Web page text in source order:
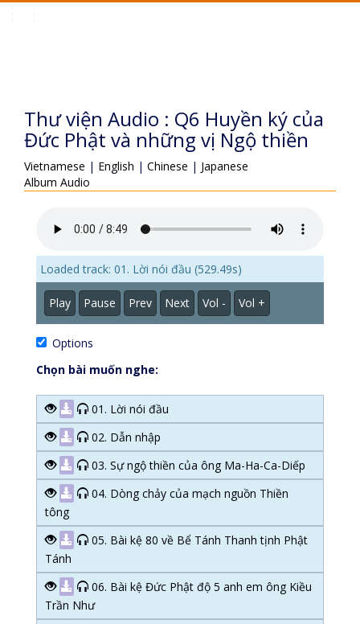
Thư viện Audio : Q6 Huyền ký của
Đức Phật và những vị Ngộ thiền
Vietnamese | English | Chinese | Japanese
Album Audio
Loaded track: 01. Lời nói đầu (529.49s)
Play Pause Prev Next Vol - Vol +
Options
Chọn bài muốn nghe:
01. Lời nói đầu
02. Dẫn nhập
03. Sự ngộ thiền của ông Ma-Ha-Ca-Diếp
04. Dòng chảy của mạch nguồn Thiền
tông
05. Bài kệ 80 về Bể Tánh Thanh tịnh Phật
Tánh
06. Bài kệ Đức Phật độ 5 anh em ông Kiều
Trần Như